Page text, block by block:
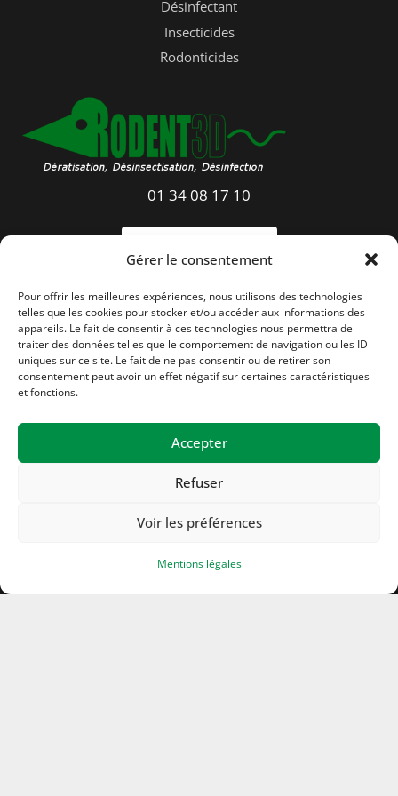
Gérer le consentement
Pour offrir les meilleures expériences, nous utilisons des technologies
telles que les cookies pour stocker et/ou accéder aux informations des
appareils. Le fait de consentir à ces technologies nous permettra de
traiter des données telles que le comportement de navigation ou les ID
uniques sur ce site. Le fait de ne pas consentir ou de retirer son
consentement peut avoir un effet négatif sur certaines caractéristiques
et fonctions.
Accepter
Refuser
Voir les préférences
Mentions légales
Désinfectant
Insecticides
Rodonticides
01 34 08 17 10